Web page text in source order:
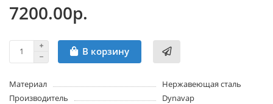
7200.00р.
В корзину
Материал
Нержавеющая сталь
Производитель
Dynavap